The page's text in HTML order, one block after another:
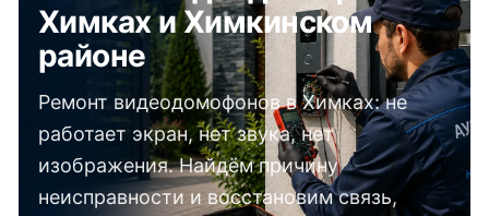
Химках и Химкинском
районе
Ремонт видеодомофонов в Химках: не
работает экран, нет звука, нет
изображения. Найдём причину
неисправности и восстановим связь,